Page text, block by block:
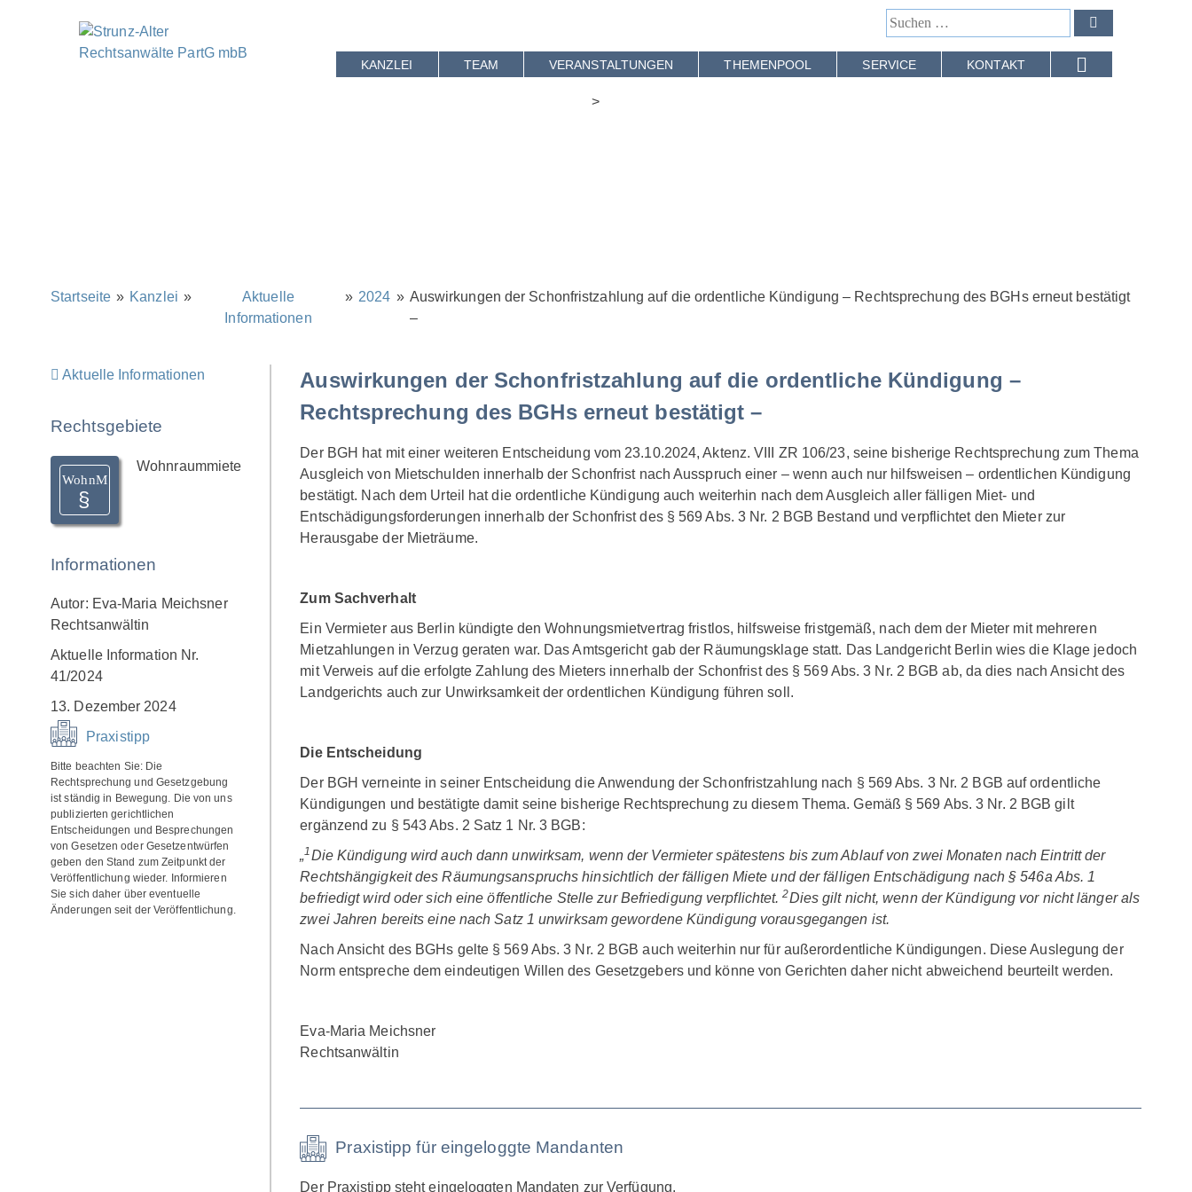
content
KANZLEI TEAM VERANSTALTUNGEN THEMENPOOL SERVICE KONTAKT
>
Startseite » Kanzlei »
Aktuelle
Informationen
» 2024 » Auswirkungen der Schonfristzahlung auf die ordentliche Kündigung – Rechtsprechung des BGHs erneut bestätigt
–
Aktuelle Informationen
Rechtsgebiete
WohnM
Wohnraummiete
Informationen
Autor: Eva-Maria Meichsner
Rechtsanwältin
Aktuelle Information Nr.
41/2024
13. Dezember 2024
Praxistipp
Bitte beachten Sie: Die
Rechtsprechung und Gesetzgebung
ist ständig in Bewegung. Die von uns
publizierten gerichtlichen
Entscheidungen und Besprechungen
von Gesetzen oder Gesetzentwürfen
geben den Stand zum Zeitpunkt der
Veröffentlichung wieder. Informieren
Sie sich daher über eventuelle
Änderungen seit der Veröffentlichung.
Auswirkungen der Schonfristzahlung auf die ordentliche Kündigung –
Rechtsprechung des BGHs erneut bestätigt –
Der BGH hat mit einer weiteren Entscheidung vom 23.10.2024, Aktenz. VIII ZR 106/23, seine bisherige Rechtsprechung zum Thema
Ausgleich von Mietschulden innerhalb der Schonfrist nach Ausspruch einer – wenn auch nur hilfsweisen – ordentlichen Kündigung
bestätigt. Nach dem Urteil hat die ordentliche Kündigung auch weiterhin nach dem Ausgleich aller fälligen Miet- und
Entschädigungsforderungen innerhalb der Schonfrist des § 569 Abs. 3 Nr. 2 BGB Bestand und verpflichtet den Mieter zur
Herausgabe der Mieträume.
Zum Sachverhalt
Ein Vermieter aus Berlin kündigte den Wohnungsmietvertrag fristlos, hilfsweise fristgemäß, nach dem der Mieter mit mehreren
Mietzahlungen in Verzug geraten war. Das Amtsgericht gab der Räumungsklage statt. Das Landgericht Berlin wies die Klage jedoch
mit Verweis auf die erfolgte Zahlung des Mieters innerhalb der Schonfrist des § 569 Abs. 3 Nr. 2 BGB ab, da dies nach Ansicht des
Landgerichts auch zur Unwirksamkeit der ordentlichen Kündigung führen soll.
Die Entscheidung
Der BGH verneinte in seiner Entscheidung die Anwendung der Schonfristzahlung nach § 569 Abs. 3 Nr. 2 BGB auf ordentliche
Kündigungen und bestätigte damit seine bisherige Rechtsprechung zu diesem Thema. Gemäß § 569 Abs. 3 Nr. 2 BGB gilt
ergänzend zu § 543 Abs. 2 Satz 1 Nr. 3 BGB:
„1Die Kündigung wird auch dann unwirksam, wenn der Vermieter spätestens bis zum Ablauf von zwei Monaten nach Eintritt der
Rechtshängigkeit des Räumungsanspruchs hinsichtlich der fälligen Miete und der fälligen Entschädigung nach § 546a Abs. 1
befriedigt wird oder sich eine öffentliche Stelle zur Befriedigung verpflichtet.2Dies gilt nicht, wenn der Kündigung vor nicht länger als
zwei Jahren bereits eine nach Satz 1 unwirksam gewordene Kündigung vorausgegangen ist.
Nach Ansicht des BGHs gelte § 569 Abs. 3 Nr. 2 BGB auch weiterhin nur für außerordentliche Kündigungen. Diese Auslegung der
Norm entspreche dem eindeutigen Willen des Gesetzgebers und könne von Gerichten daher nicht abweichend beurteilt werden.
Eva-Maria Meichsner
Rechtsanwältin
Praxistipp für eingeloggte Mandanten
Der Praxistipp steht eingeloggten Mandaten zur Verfügung.